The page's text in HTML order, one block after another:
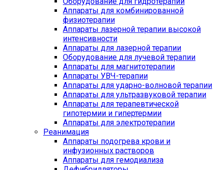
Аппараты для комбинированной
физиотерапии
Аппараты лазерной терапии высокой
интенсивности
Аппараты для лазерной терапии
Оборудование для лучевой терапии
Аппараты для магнитотерапии
Аппараты УВЧ-терапии
Аппараты для ударно-волновой терапии
Аппараты для ультразвуковой терапии
Аппараты для терапевтической
гипотермии и гипертермии
Аппараты для электротерапии
Реанимация
Аппараты подогрева крови и
инфузионных растворов
Аппараты для гемодиализа